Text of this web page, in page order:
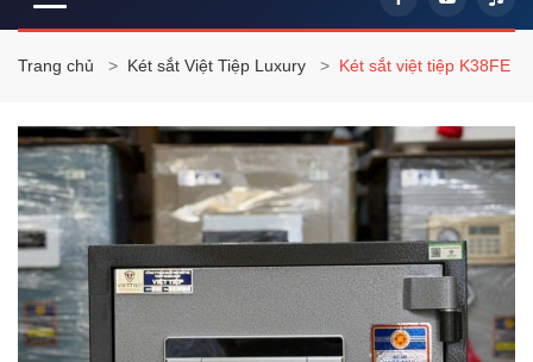
Trang chủ Két sắt Việt Tiệp Luxury Két sắt việt tiệp K38FE